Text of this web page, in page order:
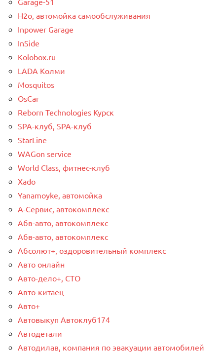
H2o, автомойка самообслуживания
Inpower Garage
InSide
Kolobox.ru
LADA Колми
Mosquitos
OsCar
Reborn Technologies Курск
SPA-клуб, SPA-клуб
StarLine
WAGon service
World Class, фитнес-клуб
Xado
Yanamoyke, автомойка
А-Сервис, автокомплекс
Абв-авто, автокомплекс
Абв-авто, автокомплекс
Абсолют+, оздоровительный комплекс
Авто онлайн
Авто-дело+, СТО
Авто-китаец
Авто+
Автовыкуп Автоклуб174
Автодетали
Автодилав, компания по эвакуации автомобилей